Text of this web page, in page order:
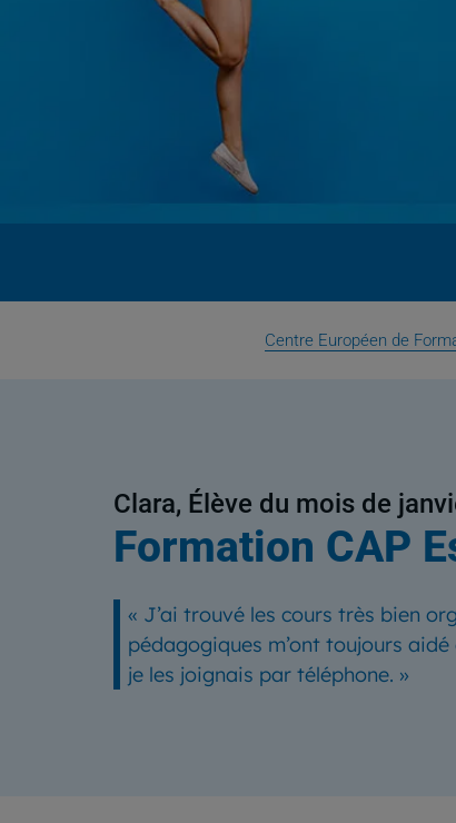
Centre Européen de
Clara, Élève du mois de
Formation CAP
« J’ai trouvé les cours très bien
pédagogiques m’ont toujours
je les joignais par téléphone. »